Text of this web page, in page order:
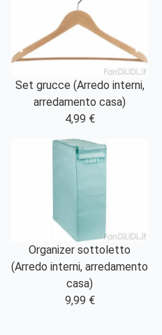
Set grucce (Arredo interni,
arredamento casa)
4,99 €
Organizer sottoletto
(Arredo interni, arredamento
casa)
9,99 €